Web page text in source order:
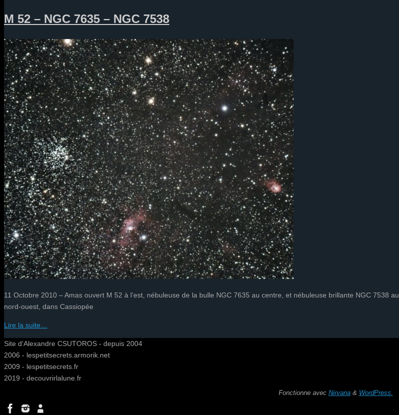
M 52 – NGC 7635 – NGC 7538
11 Octobre 2010 – Amas ouvert M 52 à l’est, nébuleuse de la bulle NGC 7635 au centre, et nébuleuse brillante NGC 7538 au
nord-ouest, dans Cassiopée
Lire la suite…
Site d'Alexandre CSUTOROS - depuis 2004
2006 - lespetitsecrets.armorik.net
2009 - lespetitsecrets.fr
2019 - decouvrirlalune.fr
Fonctionne avec Nirvana& WordPress.